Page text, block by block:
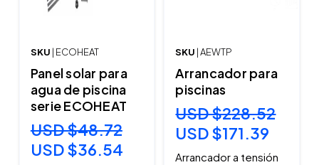
SKU | ECOHEAT
Panel solar para
agua de piscina
serie ECOHEAT
USD $48.72
USD $36.54
SKU | AEWTP
Arrancador para
piscinas
USD $228.52
USD $171.39
Arrancador a tensión